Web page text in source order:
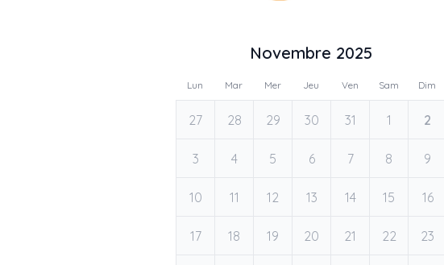
Previous monthNovembre 2025
Lun Mar Mer Jeu Ven Sam Dim
27 28 29 30 31 1 2
3 4 5 6 7 8 9
10 11 12 13 14 15 16
17 18 19 20 21 22 23